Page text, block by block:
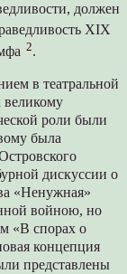
должен
XIX
2.
в театральной
великому
роли были
была
дискуссии о
«Ненужная»
войною, но
«В спорах о
концепция
представлены